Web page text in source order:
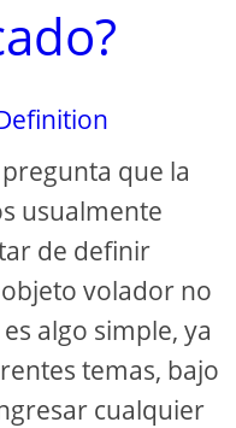
que la
usualmente
de definir
volador no
algo simple, ya
temas, bajo
cualquier